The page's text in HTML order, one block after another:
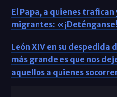
El Papa, a quienes
migrantes:
León XIV en su despedida
más grande es que nos
aquellos a quienes